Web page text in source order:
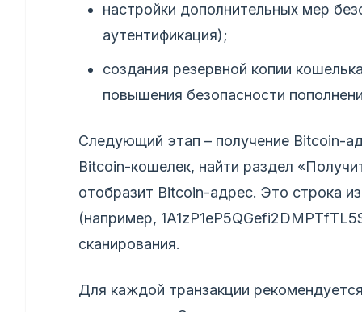
настройки дополнительных мер
аутентификация);
создания резервной копии
повышения безопасности
Следующий этап – получение Bitcoin-
Bitcoin-кошелек, найти раздел
отобразит Bitcoin-адрес. Это строка
(например,
сканирования.
Для каждой транзакции